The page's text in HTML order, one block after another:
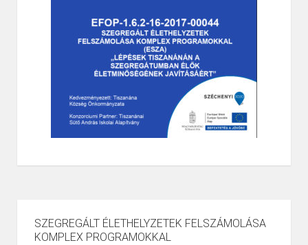
SZEGREGÁLT ÉLETHELYZETEK FELSZÁMOLÁSA
KOMPLEX PROGRAMOKKAL